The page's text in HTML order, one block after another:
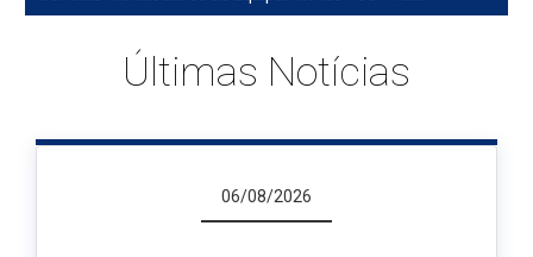
Últimas Notícias
06/08/2026